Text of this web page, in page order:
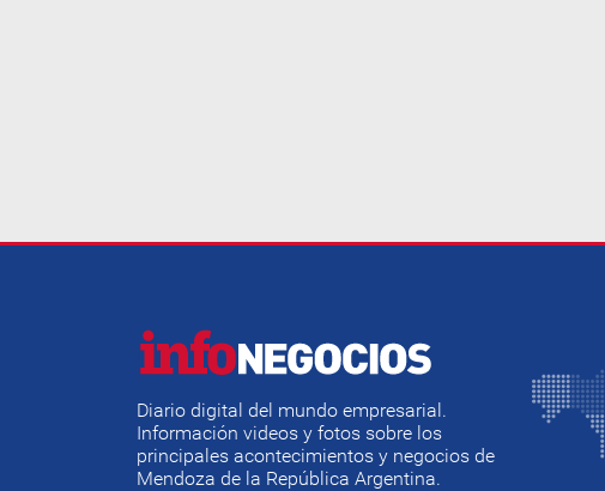
Diario digital del mundo empresarial.
Información videos y fotos sobre los
principales acontecimientos y negocios de
Mendoza de la República Argentina.